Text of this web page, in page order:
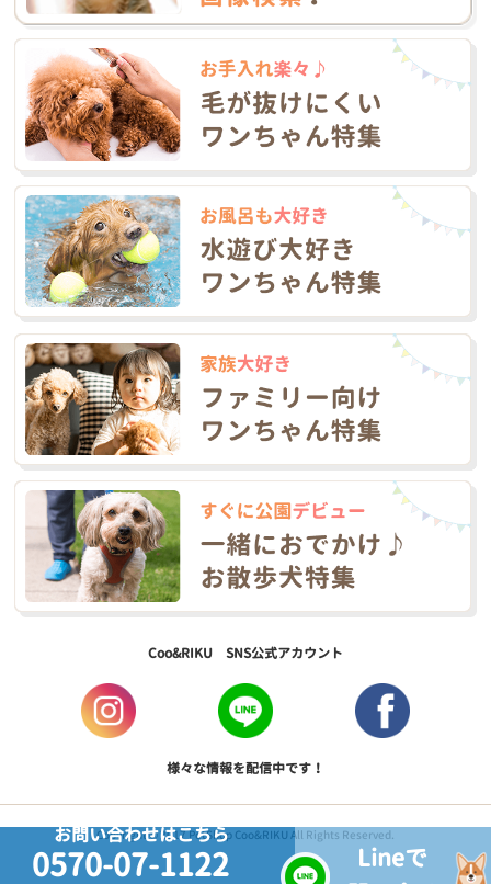
お問い合わせはこちら
0570-07-1122
Lineで
Coo&RIKU SNS公式アカウント
様々な情報を配信中です！
Copyright © 2017 PetShop Coo&RIKU All Rights Reserved.